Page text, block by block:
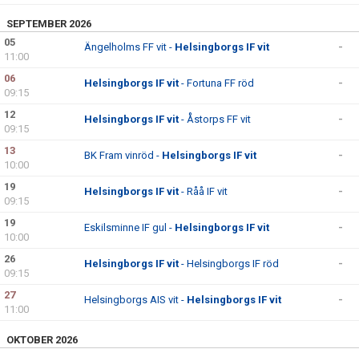
SEPTEMBER 2026
05
11:00
Ängelholms FF vit - Helsingborgs IF vit -
06
09:15
Helsingborgs IF vit - Fortuna FF röd -
12
09:15
Helsingborgs IF vit - Åstorps FF vit -
13
10:00
BK Fram vinröd - Helsingborgs IF vit -
19
09:15
Helsingborgs IF vit - Råå IF vit -
19
10:00
Eskilsminne IF gul - Helsingborgs IF vit -
26
09:15
Helsingborgs IF vit - Helsingborgs IF röd -
27
11:00
Helsingborgs AIS vit - Helsingborgs IF vit -
OKTOBER 2026